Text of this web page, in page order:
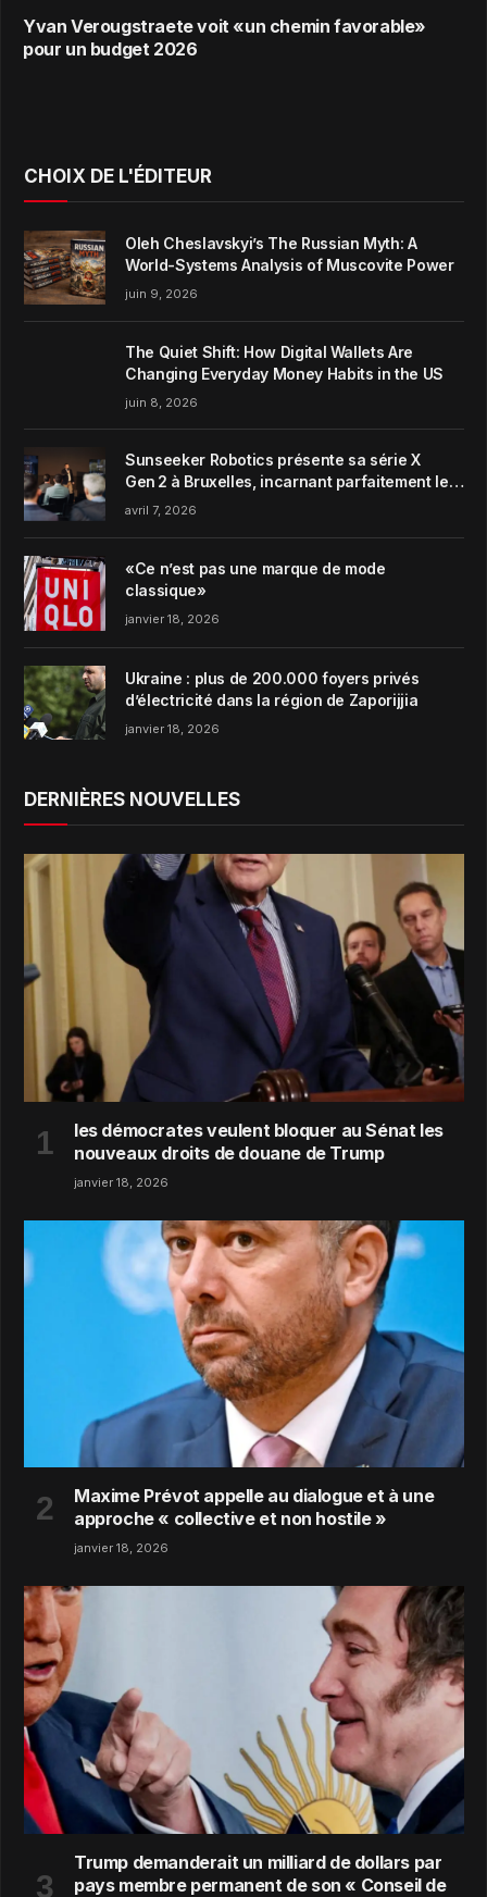
Yvan Verougstraete voit «un chemin favorable»
pour un budget 2026
CHOIX DE L'ÉDITEUR
Oleh Cheslavskyi’s The Russian Myth: A
World-Systems Analysis of Muscovite Power
juin 9, 2026
The Quiet Shift: How Digital Wallets Are
Changing Everyday Money Habits in the US
juin 8, 2026
Sunseeker Robotics présente sa série X
Gen 2 à Bruxelles, incarnant parfaitement le
concept de Garden Harmony de la marque
avril 7, 2026
«Ce n’est pas une marque de mode
classique»
janvier 18, 2026
Ukraine : plus de 200.000 foyers privés
d’électricité dans la région de Zaporijjia
janvier 18, 2026
DERNIÈRES NOUVELLES
les démocrates veulent bloquer au Sénat les
nouveaux droits de douane de Trump
janvier 18, 2026
Maxime Prévot appelle au dialogue et à une
approche « collective et non hostile »
janvier 18, 2026
Trump demanderait un milliard de dollars par
pays membre permanent de son « Conseil de